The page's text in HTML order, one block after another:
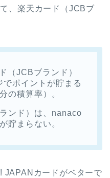
、楽天カード（JCBブ
（JCBブランド）
ポイントが貯まる
の積算率）。
ンド）は、nanaco
貯まらない。
JAPANカードがベターで